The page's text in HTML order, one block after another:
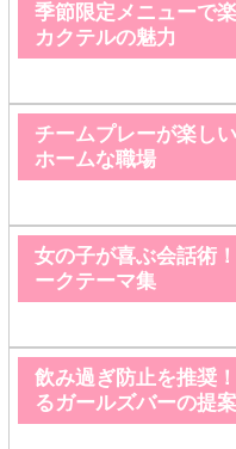
季節限定メニューで
カクテルの魅力
チームプレーが楽し
ホームな職場
女の子が喜ぶ会話術
ークテーマ集
飲み過ぎ防止を推奨
るガールズバーの提案